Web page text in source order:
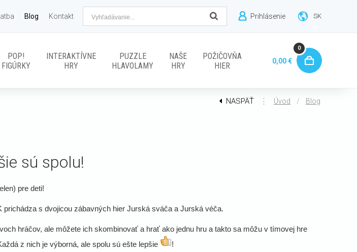
SK
Blog Kontakt
POP!
FIGÚRKY
INTERAKTÍVNE
HRY
PUZZLE
HLAVOLAMY
NAŠE
HRY
POŽIČOVŇA
HIER
Prihlásenie
0,00 €
0
NASPÄŤ ⋮ Úvod / Blog
sú spolu!
pre deti!
prichádza s dvojicou zábavných hier Jurská sváča a Jurská véča.
hráčov, ale môžete ich skombinovať a hrať ako jednu hru a takto sa môžu v tímovej hre
z nich je výborná, ale spolu sú ešte lepšie
!